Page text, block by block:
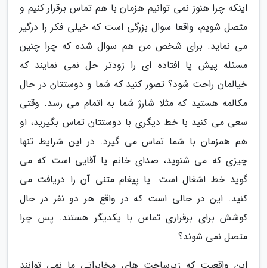
اینکه چرا هنوز نمی توانیم هزمان با هم تماس برقرار کنیم و
متصل شویم، واقعا سوال بزرگی است که خیلی فکر را درگیر
می نماید. برای شخص من هم سوال شده که چرا چنین
مسئله پیش پا افتاده ای را زودتر حل نمی نمایند که
خیالمان راحت شود؟ تصور کنید که شما و دوستتان در حال
مکالمه هستید که مثلا شارژ شما به اتمام می رسد. وقتی
سعی می کنید با خط دیگری با دوستتان تماس بگیرید، او
هم همزمان با شما تماس می گیرد. در این شرایط تنها
چیزی که می شنوید، صدای خانم یا آقایی است که می
گوید خط اشغال است. یا پیغام متنی آن را دریافت می
کنید. این در حالی است که در واقع هر دو نفر در حال
کوشش برای برقراری تماس با یکدیگر هستند. پس چرا
متصل نمی شوند؟